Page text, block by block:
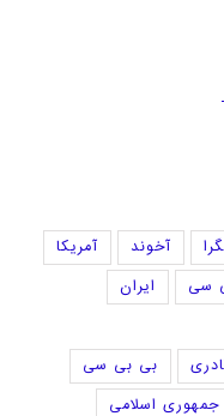
آخوند
آمریکا
سی
ایران
بی بی سی
جمهوری اسلامی